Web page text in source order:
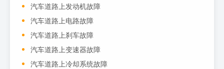
汽车道路上发动机故障
汽车道路上电路故障
汽车道路上刹车故障
汽车道路上变速器故障
汽车道路上冷却系统故障